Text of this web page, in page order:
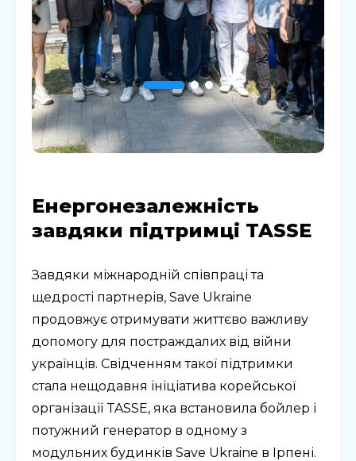
Енергонезалежність
завдяки підтримці TASSE
Завдяки міжнародній співпраці та
щедрості партнерів, Save Ukraine
продовжує отримувати життєво важливу
допомогу для постраждалих від війни
українців. Свідченням такої підтримки
стала нещодавня ініціатива корейської
організації TASSE, яка встановила бойлер і
потужний генератор в одному з
модульних будинків Save Ukraine в Ірпені.